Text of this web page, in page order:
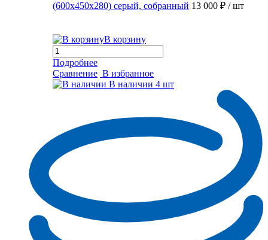
(600x450x280) серый, собранный 13 000 ₽ / шт
В корзину
Подробнее
Сравнение В избранное
В наличии 4 шт